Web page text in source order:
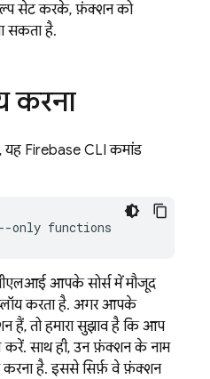
सेट करके, फ़ंक्शन को
सकता है.
करना
यह Firebase CLI कमांड
आपके सोर्स में मौजूद
करता है. अगर आपके
हैं, तो हमारा सुझाव है कि आप
साथ ही, उन फ़ंक्शन के नाम
करना है. इससे सिर्फ़ वे फ़ंक्शन